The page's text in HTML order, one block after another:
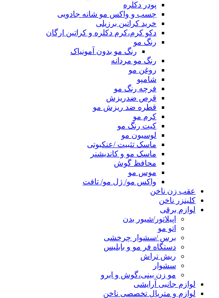
پودر دکلره
چسب و واکس مو شانه جادویی
خرید کراتین برزیلی
دکو کرم،کرم دکلره و کراتین ارگان
رنگ مو
رنگ مو بدون آمونیاک
رنگ مو مردانه
روغن مو
شامپو
فرچه رنگ مو
قرص ضدریزش
قطره ضد ریزش مو
کرم مو
کیت رنگ مو
لوسیون مو
ماسک تثبیت /عنکبوتی
ماسک مو و کاندیشنر
محافظ گوش
موس مو
واکس مو/ ژل مو/ تافت
عقب زن ناخن
کلینزر ناخن
لوازم برقی
اپیلاتور/شیور بدن
اتو مو
برس /سشوار چرخشی
دستگاه فر مو و بابلیس
ریش تراش
سشوار
مو زن بینی،گوش و ابرو
لوازم جانبی آرایشی
لوازم و متریال تخصصی ناخن